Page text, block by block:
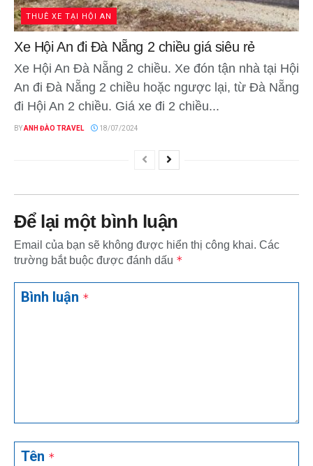
THUÊ XE TẠI HỘI AN
Xe Hội An đi Đà Nẵng 2 chiều giá siêu rẻ
Xe Hội An Đà Nẵng 2 chiều. Xe đón tận nhà tại Hội
An đi Đà Nẵng 2 chiều hoặc ngược lại, từ Đà Nẵng
đi Hội An 2 chiều. Giá xe đi 2 chiều...
BYANH ĐÀO TRAVEL 18/07/2024
Để lại một bình luận
Email của bạn sẽ không được hiển thị công khai. Các
trường bắt buộc được đánh dấu *
Bình luận *
Tên *